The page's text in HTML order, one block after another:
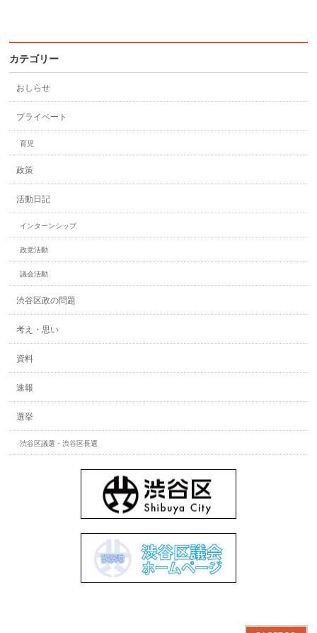
カテゴリー
おしらせ
プライベート
育児
政策
活動日記
インターンシップ
政党活動
議会活動
渋谷区政の問題
考え・思い
資料
速報
選挙
渋谷区議選・渋谷区長選